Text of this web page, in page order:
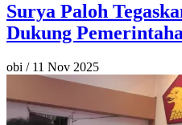
Surya Paloh
Dukung
obi / 11 Nov 2025